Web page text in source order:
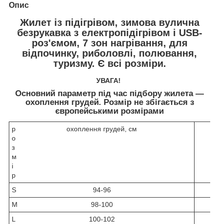
Опис
Жилет із підігрівом, зимова вулична
безрукавка з електропідігрівом і USB-
роз'ємом, 7 зон нагрівання, для
відпочинку, риболовлі, полювання,
туризму. Є всі розміри.
УВАГА!
Основний параметр під час підбору жилета —
охоплення грудей. Розмір не збігається з
європейськими розмірами
р
о
з
м
і
р
охоплення грудей, см
S
94-96
M
98-100
L
100-102